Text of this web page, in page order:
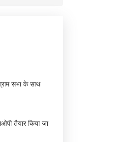
सभा के साथ
तैयार किया जा